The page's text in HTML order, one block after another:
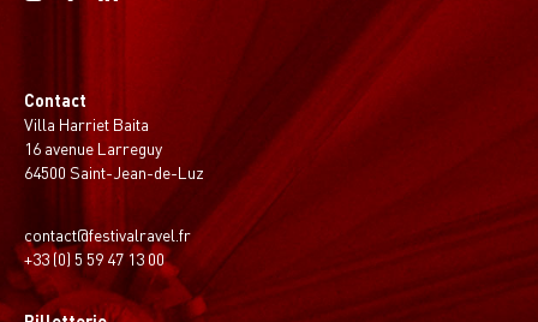
Contact
Villa Harriet Baita
16 avenue Larreguy
64500 Saint-Jean-de-Luz
contact@festivalravel.fr
+33 (0) 5 59 47 13 00